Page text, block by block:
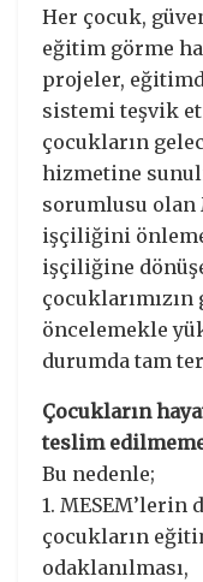
Her çocuk,
eğitim görme
projeler,
sistemi teşvik
çocukların
hizmetine
sorumlusu olan
işçiliğini
işçiliğine
öncelemekle
durumda tam
Çocukların
teslim
Bu nedenle;
1.⁠ ⁠MESEM’lerin
çocukların
odaklanılması,